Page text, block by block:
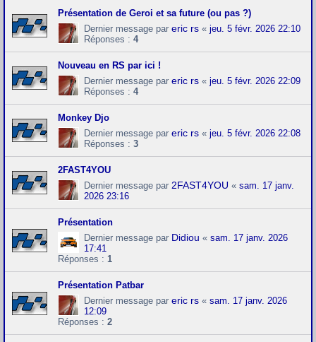
Présentation de Geroi et sa future (ou pas ?)
Dernier message par eric rs « jeu. 5 févr. 2026 22:10
Réponses : 4
Nouveau en RS par ici !
Dernier message par eric rs « jeu. 5 févr. 2026 22:09
Réponses : 4
Monkey Djo
Dernier message par eric rs « jeu. 5 févr. 2026 22:08
Réponses : 3
2FAST4YOU
Dernier message par 2FAST4YOU « sam. 17 janv.
2026 23:16
Présentation
Dernier message par Didiou « sam. 17 janv. 2026
17:41
Réponses : 1
Présentation Patbar
Dernier message par eric rs « sam. 17 janv. 2026
12:09
Réponses : 2